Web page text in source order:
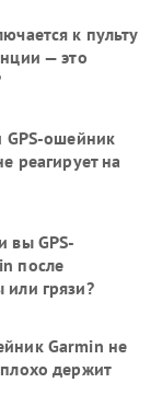
к пульту
— это
GPS-ошейник
реагирует на
вы GPS-
после
грязи?
Garmin не
держит